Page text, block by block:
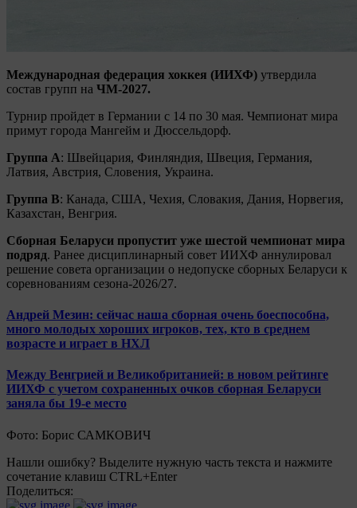
Международная федерация хоккея (ИИХФ) утвердила
состав групп на ЧМ-2027.
Турнир пройдет в Германии с 14 по 30 мая. Чемпионат мира
примут города Мангейм и Дюссельдорф.
Группа А: Швейцария, Финляндия, Швеция, Германия,
Латвия, Австрия, Словения, Украина.
Группа B: Канада, США, Чехия, Словакия, Дания, Норвегия,
Казахстан, Венгрия.
Сборная Беларуси пропустит уже шестой чемпионат мира
подряд. Ранее дисциплинарный совет ИИХФ аннулировал
решение совета организации о недопуске сборных Беларуси к
соревнованиям сезона‑2026/27.
Андрей Мезин: сейчас наша сборная очень боеспособна,
много молодых хороших игроков, тех, кто в среднем
возрасте и играет в НХЛ
Между Венгрией и Великобританией: в новом рейтинге
ИИХФ с учетом сохраненных очков сборная Беларуси
заняла бы 19-е место
Фото: Борис САМКОВИЧ
Нашли ошибку? Выделите нужную часть текста и нажмите
сочетание клавиш CTRL+Enter
Поделиться: